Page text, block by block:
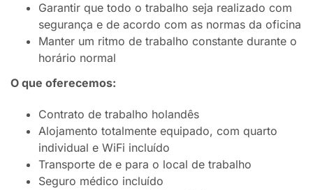
Garantir que todo o trabalho seja realizado com
segurança e de acordo com as normas da oficina
Manter um ritmo de trabalho constante durante o
horário normal
O que oferecemos:
Contrato de trabalho holandês
Alojamento totalmente equipado, com quarto
individual e WiFi incluído
Transporte de e para o local de trabalho
Seguro médico incluído